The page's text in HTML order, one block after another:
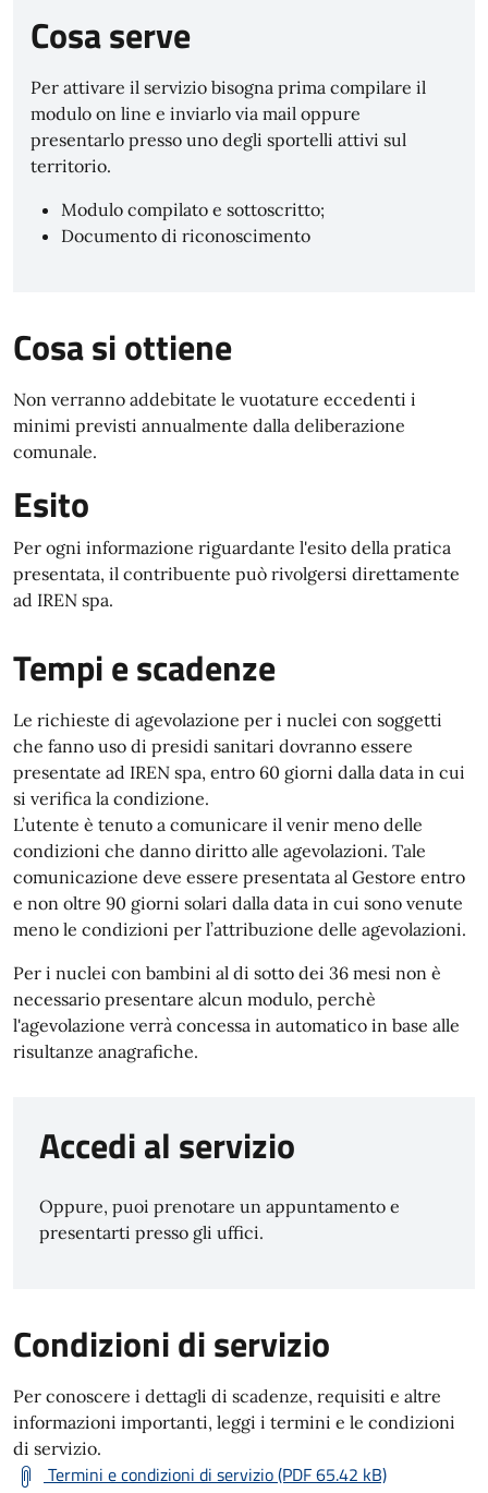
Cosa serve
Per attivare il servizio bisogna prima compilare il
modulo on line e inviarlo via mail oppure
presentarlo presso uno degli sportelli attivi sul
territorio.
Modulo compilato e sottoscritto;
Documento di riconoscimento
Cosa si ottiene
Non verranno addebitate le vuotature eccedenti i
minimi previsti annualmente dalla deliberazione
comunale.
Esito
Per ogni informazione riguardante l'esito della pratica
presentata, il contribuente può rivolgersi direttamente
ad IREN spa.
Tempi e scadenze
Le richieste di agevolazione per i nuclei con soggetti
che fanno uso di presidi sanitari dovranno essere
presentate ad IREN spa, entro 60 giorni dalla data in cui
si verifica la condizione.
L’utente è tenuto a comunicare il venir meno delle
condizioni che danno diritto alle agevolazioni. Tale
comunicazione deve essere presentata al Gestore entro
e non oltre 90 giorni solari dalla data in cui sono venute
meno le condizioni per l’attribuzione delle agevolazioni.
Per i nuclei con bambini al di sotto dei 36 mesi non è
necessario presentare alcun modulo, perchè
l'agevolazione verrà concessa in automatico in base alle
risultanze anagrafiche.
Accedi al servizio
Oppure, puoi prenotare un appuntamento e
presentarti presso gli uffici.
Condizioni di servizio
Per conoscere i dettagli di scadenze, requisiti e altre
informazioni importanti, leggi i termini e le condizioni
di servizio.
Termini e condizioni di servizio (PDF 65.42 kB)